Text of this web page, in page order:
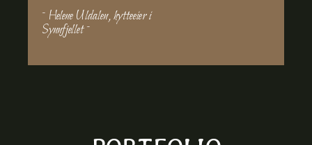
~ Helene Uldalen, hytteeier i
Synnfjellet ~